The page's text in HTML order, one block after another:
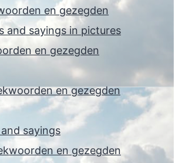
en gezegden
and sayings in pictures
en gezegden
en gezegden
sayings
en gezegden